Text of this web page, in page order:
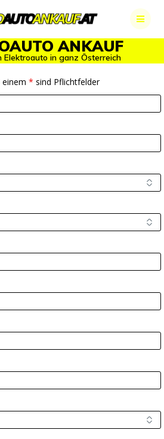
to
ANKAUF
Elektroauto in ganz Österreich
einem * sind Pflichtfelder